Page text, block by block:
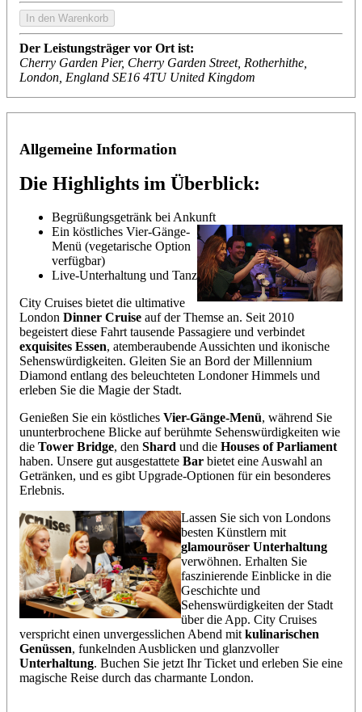
Der Leistungsträger vor Ort ist:
Cherry Garden Pier, Cherry Garden Street, Rotherhithe,
London, England SE16 4TU United Kingdom
Allgemeine Information
Die Highlights im Überblick:
Begrüßungsgetränk bei Ankunft
Ein köstliches Vier-Gänge-
Menü (vegetarische Option
verfügbar)
Live-Unterhaltung und Tanz
City Cruises bietet die ultimative
London Dinner Cruise auf der Themse an. Seit 2010
begeistert diese Fahrt tausende Passagiere und verbindet
exquisites Essen, atemberaubende Aussichten und ikonische
Sehenswürdigkeiten. Gleiten Sie an Bord der Millennium
Diamond entlang des beleuchteten Londoner Himmels und
erleben Sie die Magie der Stadt.
Genießen Sie ein köstliches Vier-Gänge-Menü, während Sie
ununterbrochene Blicke auf berühmte Sehenswürdigkeiten wie
die Tower Bridge, den Shard und die Houses of Parliament
haben. Unsere gut ausgestattete Bar bietet eine Auswahl an
Getränken, und es gibt Upgrade-Optionen für ein besonderes
Erlebnis.
Lassen Sie sich von Londons
besten Künstlern mit
glamouröser Unterhaltung
verwöhnen. Erhalten Sie
faszinierende Einblicke in die
Geschichte und
Sehenswürdigkeiten der Stadt
über die App. City Cruises
verspricht einen unvergesslichen Abend mit kulinarischen
Genüssen, funkelnden Ausblicken und glanzvoller
Unterhaltung. Buchen Sie jetzt Ihr Ticket und erleben Sie eine
magische Reise durch das charmante London.